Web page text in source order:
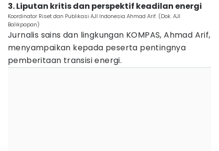
3. Liputan kritis dan perspektif keadilan energi
Koordinator Riset dan Publikasi AJI Indonesia Ahmad Arif. (Dok. AJI
Balikpapan)
Jurnalis sains dan lingkungan KOMPAS, Ahmad Arif,
menyampaikan kepada peserta pentingnya
pemberitaan transisi energi.